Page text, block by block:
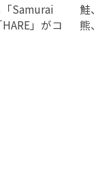
Samurai
」がコ
鮭
熊